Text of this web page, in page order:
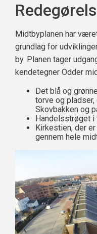
Midtbyplanen har
grundlag for
by. Planen tager
kendetegner Odder
Det blå og
torve og pladser,
Skovbakken og
Handelsstrøget i
Kirkestien, der
gennem hele